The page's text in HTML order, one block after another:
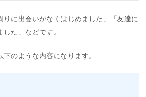
りに出会いがなくはじめました」「友達に
た」などです。
のような内容になります。